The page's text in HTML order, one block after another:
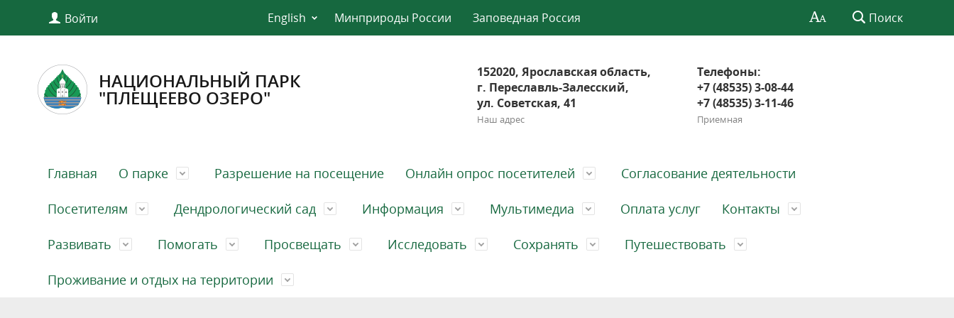
Войти English Минприроды России Заповедная Россия Поиск
НАЦИОНАЛЬНЫЙ ПАРК
"ПЛЕЩЕЕВО ОЗЕРО"
152020, Ярославская область,
г. Переславль-Залесский,
ул. Советская, 41
Наш адрес
Телефоны:
+7 (48535) 3-08-44
+7 (48535) 3-11-46
Приемная
Главная О парке Разрешение на посещение Онлайн опрос посетителей Согласование деятельности
Посетителям Дендрологический сад Информация Мультимедиа Оплата услуг Контакты
Развивать Помогать Просвещать Исследовать Сохранять Путешествовать
Проживание и отдых на территории